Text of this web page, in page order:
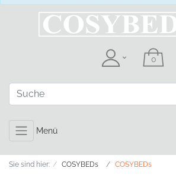
Menü
Sie sind hier: COSYBEDs COSYBEDs